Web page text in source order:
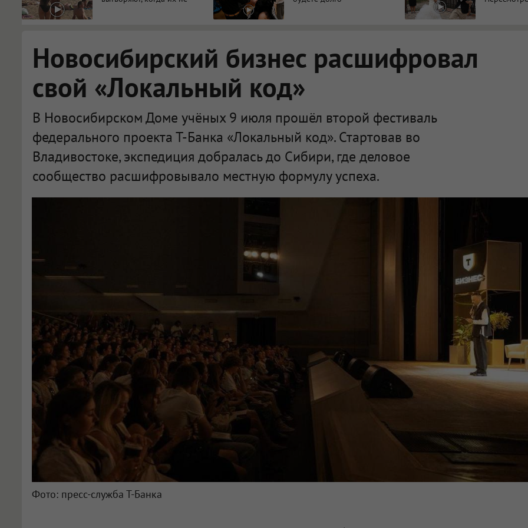
Новосибирский бизнес расшифровал
свой «Локальный код»
В Новосибирском Доме учёных 9 июля прошёл второй фестиваль
федерального проекта Т-Банка «Локальный код». Стартовав во
Владивостоке, экспедиция добралась до Сибири, где деловое
сообщество расшифровывало местную формулу успеха.
Фото: пресс-служба Т-Банка